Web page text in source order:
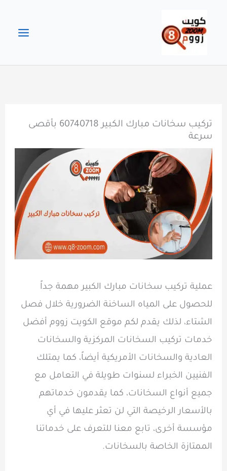
المحتوى
تركيب سخانات مبارك الكبير 60740718 بأقصى
سرعة
عملية تركيب سخانات مبارك الكبير مهمة جداً
للحصول على المياه الساخنة الضرورية خلال فصل
الشتاء، لذلك يقدم لكم موقع الكويت زووم أفضل
خدمات تركيب السخانات المركزية والسخانات
العادية والسخانات الأمريكية أيضاً، كما يمتلك
الفنيين الخبراء لسنوات طويلة في التعامل مع
جميع أنواع السخانات، كما يقدمون خدماتهم
بالأسعار الرخيصة التي لن تعثر عليها في أي
مؤسسة أخرى، تابع معنا للتعرف على خدماتنا
الممتازة الخاصة بالسخانات.